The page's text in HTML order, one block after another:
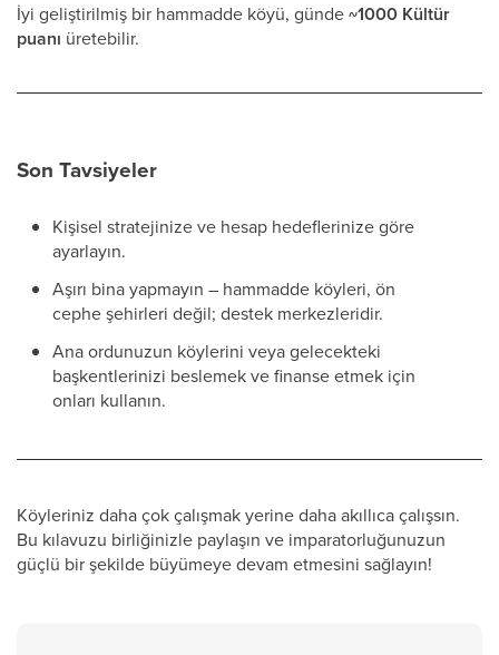
İyi geliştirilmiş bir hammadde köyü, günde~1000 Kültür
puanı üretebilir.
Son Tavsiyeler
Kişisel stratejinize ve hesap hedeflerinize göre
ayarlayın.
Aşırı bina yapmayın – hammadde köyleri, ön
cephe şehirleri değil; destek merkezleridir.
Ana ordunuzun köylerini veya gelecekteki
başkentlerinizi beslemek ve finanse etmek için
onları kullanın.
Köyleriniz daha çok çalışmak yerine daha akıllıca çalışsın.
Bu kılavuzu birliğinizle paylaşın ve imparatorluğunuzun
güçlü bir şekilde büyümeye devam etmesini sağlayın!